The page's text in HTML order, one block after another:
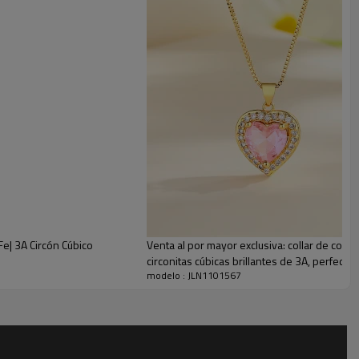
sombrero's Además, ofrecemos un excelente servicio posventa. Si encuentra algún
3A Circón Cúbico
Venta al por mayor exclusiva: collar de
circonitas cúbicas brillantes de 3A, perfecto
modelo : JLN1101567